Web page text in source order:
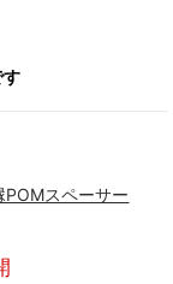
す
POMスペーサー